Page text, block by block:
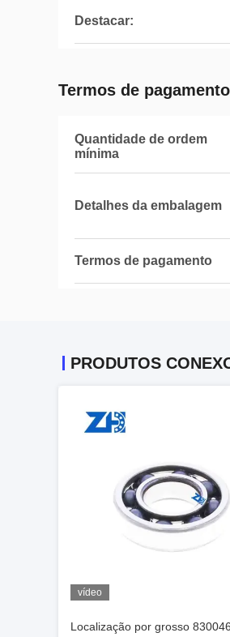
Destacar:
Termos de
Quantidade de ordem
mínima
Detalhes da embalagem
Termos de pagamento
PRODUTOS
vídeo
Localização por grosso